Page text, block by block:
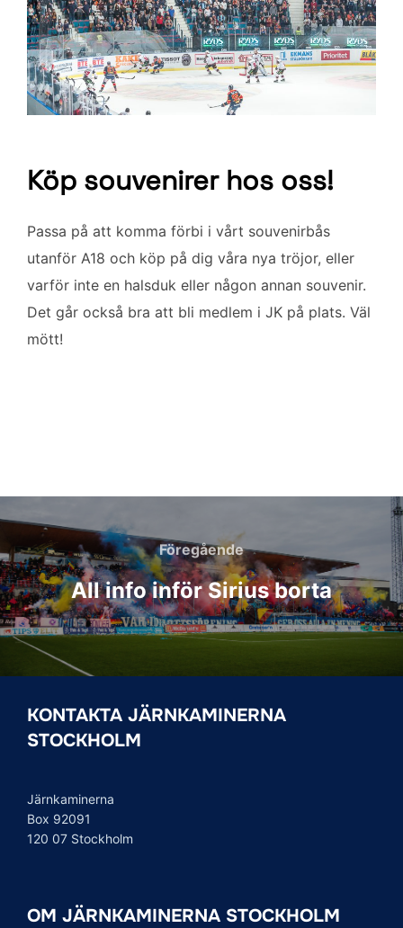
Köp souvenirer hos oss!
Passa på att komma förbi i vårt souvenirbås
utanför A18 och köp på dig våra nya tröjor, eller
varför inte en halsduk eller någon annan souvenir.
Det går också bra att bli medlem i JK på plats. Väl
mött!
Inläggsnavigering
Föregående
Föregående
All info inför Sirius borta
KONTAKTA JÄRNKAMINERNA
STOCKHOLM
Järnkaminerna
Box 92091
120 07 Stockholm
OM JÄRNKAMINERNA STOCKHOLM